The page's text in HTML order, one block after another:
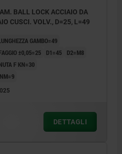
BALL LOCK ACCIAIO DA
CUSCI. VOLV., D=25, L=49
GAMBO=49
±0,05=25
D1=45
D2=M8
F KN=30
DETTAGLI